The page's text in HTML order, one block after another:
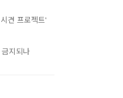
견 프로젝트'
지되나